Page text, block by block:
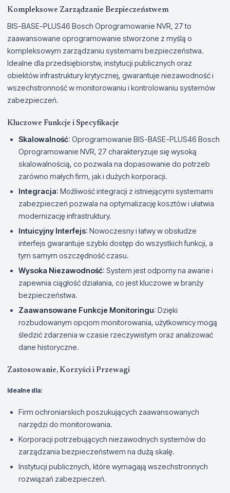
Kompleksowe Zarządzanie Bezpieczeństwem
BIS-BASE-PLUS46 Bosch Oprogramowanie NVR, 27 to
zaawansowane oprogramowanie stworzone z myślą o
kompleksowym zarządzaniu systemami bezpieczeństwa.
Idealne dla przedsiębiorstw, instytucji publicznych oraz
obiektów infrastruktury krytycznej, gwarantuje niezawodność i
wszechstronność w monitorowaniu i kontrolowaniu systemów
zabezpieczeń.
Kluczowe Funkcje i Specyfikacje
Skalowalność: Oprogramowanie BIS-BASE-PLUS46 Bosch
Oprogramowanie NVR, 27 charakteryzuje się wysoką
skalowalnością, co pozwala na dopasowanie do potrzeb
zarówno małych firm, jak i dużych korporacji.
Integracja: Możliwość integracji z istniejącymi systemami
zabezpieczeń pozwala na optymalizację kosztów i ułatwia
modernizację infrastruktury.
Intuicyjny Interfejs: Nowoczesny i łatwy w obsłudze
interfejs gwarantuje szybki dostęp do wszystkich funkcji, a
tym samym oszczędność czasu.
Wysoka Niezawodność: System jest odporny na awarie i
zapewnia ciągłość działania, co jest kluczowe w branży
bezpieczeństwa.
Zaawansowane Funkcje Monitoringu: Dzięki
rozbudowanym opcjom monitorowania, użytkownicy mogą
śledzić zdarzenia w czasie rzeczywistym oraz analizować
dane historyczne.
Zastosowanie, Korzyści i Przewagi
Idealne dla:
Firm ochroniarskich poszukujących zaawansowanych
narzędzi do monitorowania.
Korporacji potrzebujących niezawodnych systemów do
zarządzania bezpieczeństwem na dużą skalę.
Instytucji publicznych, które wymagają wszechstronnych
rozwiązań zabezpieczeń.